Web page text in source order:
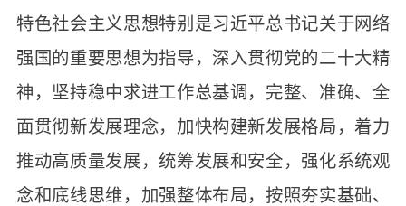
特色社会主义思想特别是习近平总书记关于网络
强国的重要思想为指导，深入贯彻党的二十大精
神，坚持稳中求进工作总基调，完整、准确、全
面贯彻新发展理念，加快构建新发展格局，着力
推动高质量发展，统筹发展和安全，强化系统观
念和底线思维，加强整体布局，按照夯实基础、